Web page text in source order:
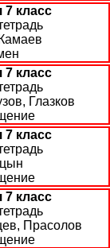
7 класс
7 класс
Глазков
7 класс
7 класс
Прасолов